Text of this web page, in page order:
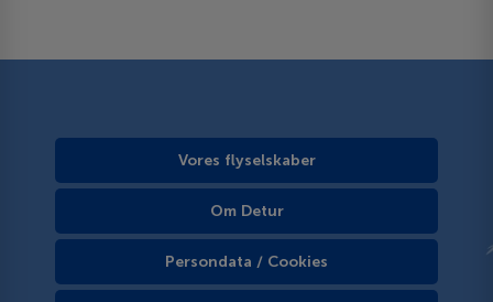
Vores flyselskaber
Om Detur
Persondata / Cookies